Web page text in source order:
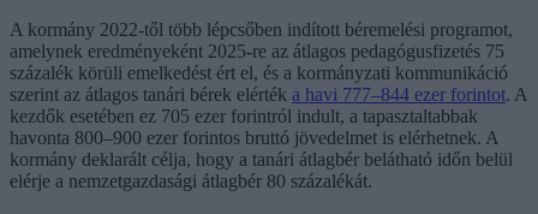
A kormány 2022-től több lépcsőben indított béremelési programot,
amelynek eredményeként 2025-re az átlagos pedagógusfizetés 75
százalék körüli emelkedést ért el, és a kormányzati kommunikáció
szerint az átlagos tanári bérek elérték a havi 777–844 ezer forintot. A
kezdők esetében ez 705 ezer forintról indult, a tapasztaltabbak
havonta 800–900 ezer forintos bruttó jövedelmet is elérhetnek. A
kormány deklarált célja, hogy a tanári átlagbér belátható időn belül
elérje a nemzetgazdasági átlagbér 80 százalékát.